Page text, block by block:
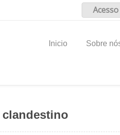
Inicio Sobre
clandestino